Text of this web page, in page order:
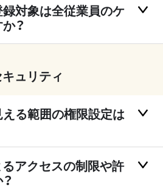
対象は全従業員のケ
？
ュリティ
る範囲の権限設定は
アクセスの制限や許